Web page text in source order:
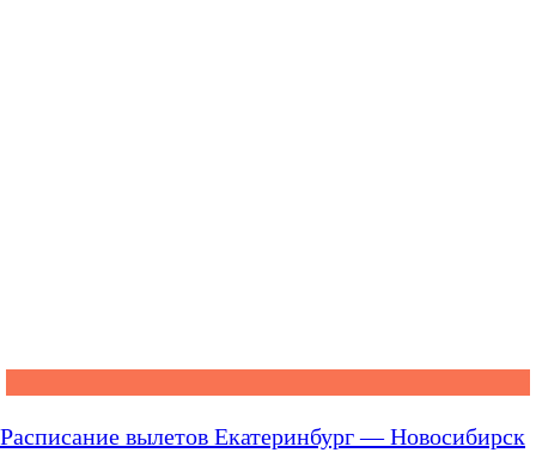
Расписание вылетов Екатеринбург — Новосибирск